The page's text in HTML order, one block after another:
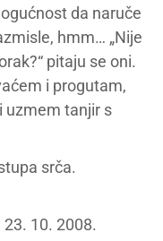
da naruče
hmm… „Nije
pitaju se oni.
i progutam,
uzmem tanjir s
srča.
23. 10. 2008.